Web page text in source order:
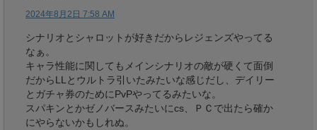
2024年8月2日 7:58 AM
シナリオとシャロットが好きだからレジェンズやってる
なぁ。
キャラ性能に関してもメインシナリオの敵が硬くて面倒
だからLLとウルトラ引いたみたいな感じだし、デイリー
とガチャ券のためにPvPやってるみたいな。
スパキンとかゼノバースみたいにcs、ＰＣで出たら確か
にやらないかもしれぬ。